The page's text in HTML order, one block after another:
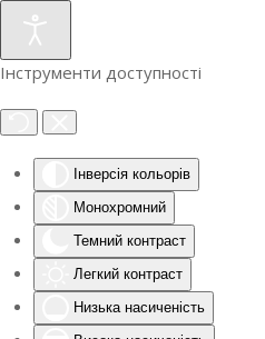
Інструменти доступності
Інверсія кольорів
Монохромний
Темний контраст
Легкий контраст
Низька насиченість